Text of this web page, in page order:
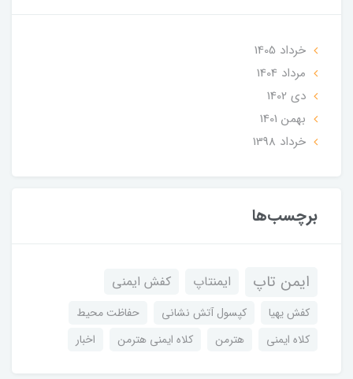
خرداد 1405
مرداد 1404
دی 1402
بهمن 1401
خرداد 1398
برچسب‌ها
ایمن تاپ ایمنتاپ کفش ایمنی
کفش یهیا کپسول آتش نشانی
حفاظت محیط
کلاه ایمنی
هترمن کلاه ایمنی هترمن اخبار